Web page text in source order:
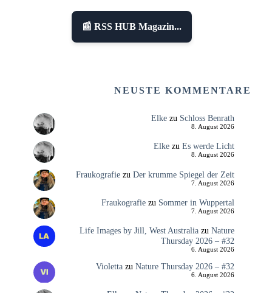
📰 RSS HUB Magazin...
NEUSTE KOMMENTARE
Elkezu Schloss Benrath
8. August 2026
Elkezu Es werde Licht
8. August 2026
Fraukografiezu Der krumme Spiegel der Zeit
7. August 2026
Fraukografiezu Sommer in Wuppertal
7. August 2026
Life Images by Jill, West Australiazu Nature
Thursday 2026 – #32
6. August 2026
Violettazu Nature Thursday 2026 – #32
6. August 2026